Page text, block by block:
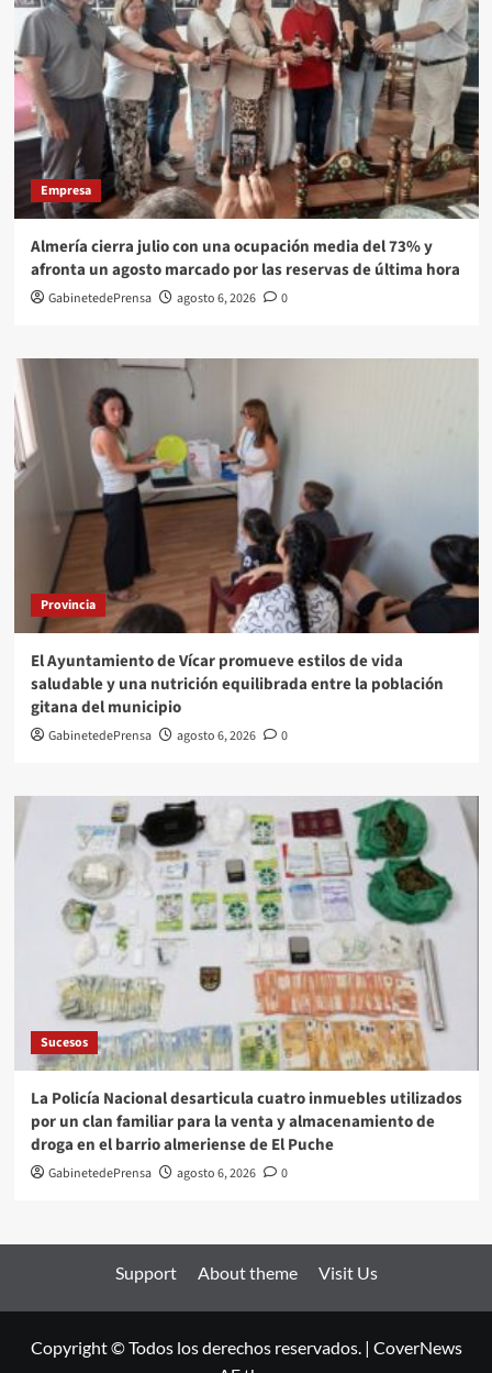
Empresa
Almería cierra julio con una ocupación media del 73% y
afronta un agosto marcado por las reservas de última hora
GabinetedePrensa agosto 6, 2026 0
Provincia
El Ayuntamiento de Vícar promueve estilos de vida
saludable y una nutrición equilibrada entre la población
gitana del municipio
GabinetedePrensa agosto 6, 2026 0
Sucesos
La Policía Nacional desarticula cuatro inmuebles utilizados
por un clan familiar para la venta y almacenamiento de
droga en el barrio almeriense de El Puche
GabinetedePrensa agosto 6, 2026 0
Support About theme Visit Us
Copyright © Todos los derechos reservados. | CoverNews